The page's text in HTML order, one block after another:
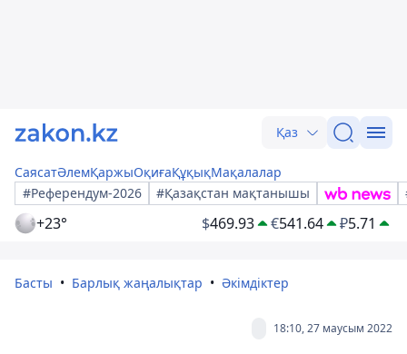
Қаз
СаясатӘлемҚаржыОқиғаҚұқықМақалалар
#Референдум-2026
#Қазақстан мақтанышы
+23° $469.93 €541.64 ₽5.71
Басты Барлық жаңалықтар Әкімдіктер
18:10, 27 маусым 2022